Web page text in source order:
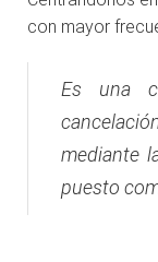
con mayor
Es una
mediante
puesto